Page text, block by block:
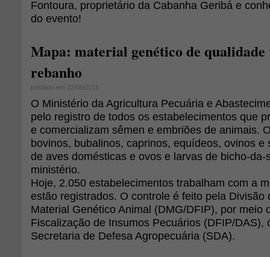
Fontoura, proprietário da Cabanha Geribá e
do evento!
Mapa: material genético de
rebanho
postado em 22/08/2011
O Ministério da Agricultura Pecuária e
pelo registro de todos os estabelecimentos que
e comercializam sêmen e embriões de animais.
bovinos, bubalinos, caprinos, equídeos, ovinos e
de aves domésticas e ovos e larvas de bicho-
ministério.
Hoje, 2.050 estabelecimentos trabalham com a
estão registrados. O controle é feito pela Divisão
Material Genético Animal (DMG/DFIP), por meio
Fiscalização de Insumos Pecuários (DFIP/DAS),
Secretaria de Defesa Agropecuária (SDA).